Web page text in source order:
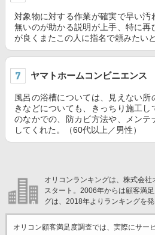
対象物に対する作業が確実で早い
無いのが助かる説明が上手、特に
が良くまたこの人に指名で頼みたい
ヤマトホームコンビニエンス
風呂の浴槽については、見えない
きなどについても、きっちり施工
のなかでの、防カビ方法や、メンテ
してくれた。（60代以上／男性）
オリコンランキングは、株式会
スタート。2006年からは顧客満
グは、2018年よりランキングを発
オリコン顧客満足度調査では、実際にサー